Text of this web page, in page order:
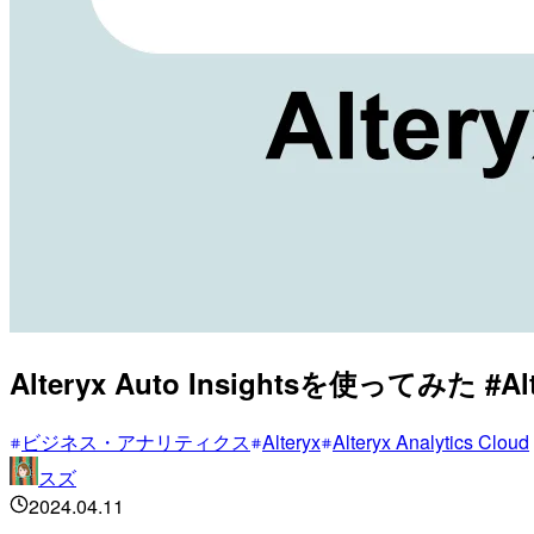
Alteryx Auto Insightsを使ってみた
ビジネス・アナリティクス Alteryx Alteryx Analytics Cloud
スズ
2024.04.11